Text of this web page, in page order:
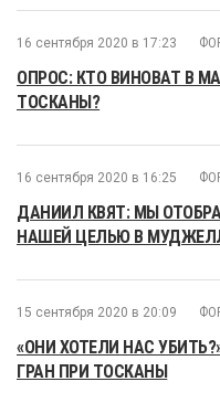
16 сентября 2020 в 17:23
ОПРОС: КТО ВИНОВАТ В
ТОСКАНЫ?
16 сентября 2020 в 16:25
ДАНИИЛ КВЯТ: МЫ
НАШЕЙ ЦЕЛЬЮ В
15 сентября 2020 в 20:09
«ОНИ ХОТЕЛИ НАС
ГРАН ПРИ ТОСКАНЫ